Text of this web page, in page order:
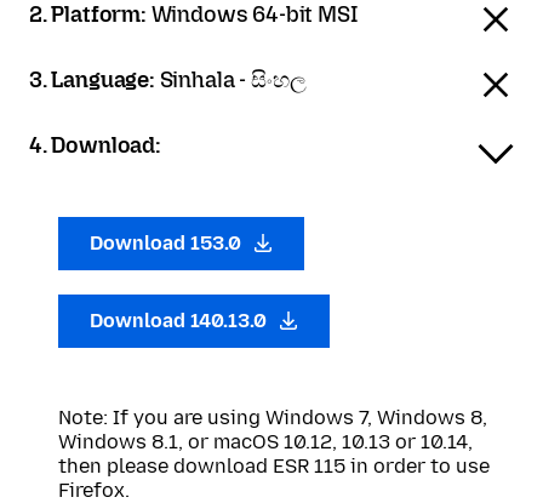
2. Platform: Windows 64-bit MSI
3. Language: Sinhala - සිංහල
4. Download:
Download 153.0
Download 140.13.0
Note: If you are using Windows 7, Windows 8,
Windows 8.1, or macOS 10.12, 10.13 or 10.14,
then please download ESR 115 in order to use
Firefox.